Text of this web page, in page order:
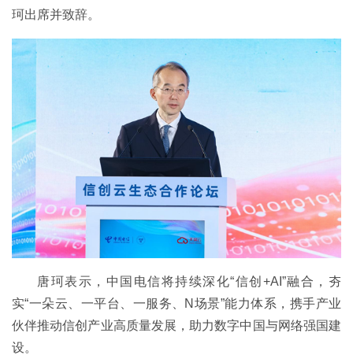
珂出席并致辞。
唐珂表示，中国电信将持续深化“信创+AI”融合，夯
实“一朵云、一平台、一服务、N场景”能力体系，携手产业
伙伴推动信创产业高质量发展，助力数字中国与网络强国建
设。